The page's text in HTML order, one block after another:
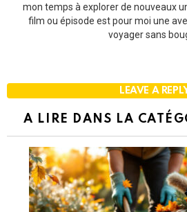
mon temps à explorer de nouveaux
film ou épisode est pour moi une
voyager sans
LEAVE A
A LIRE DANS LA